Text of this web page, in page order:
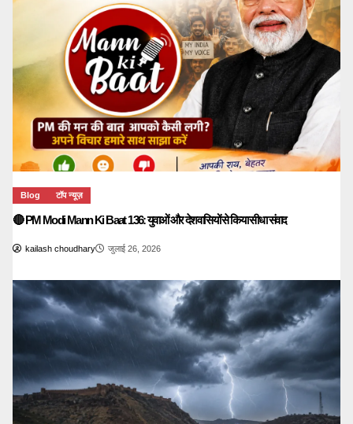
Blog टॉप न्यूज़
🔴 PM Modi Mann Ki Baat 136: युवाओं और देशवासियों से किया सीधा संवाद
kailash choudhary जुलाई 26, 2026